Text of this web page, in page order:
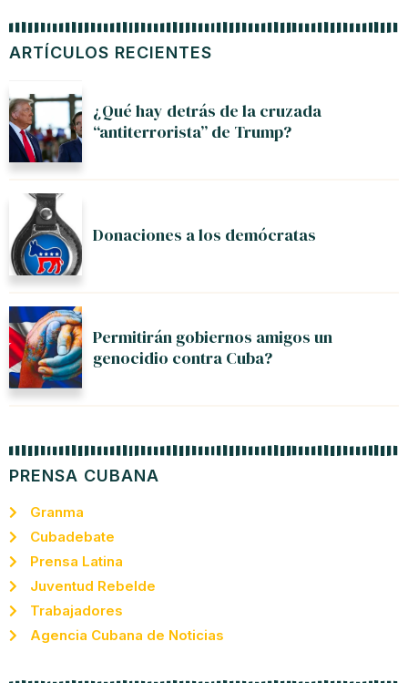
ARTÍCULOS RECIENTES
¿Qué hay detrás de la cruzada
“antiterrorista” de Trump?
Donaciones a los demócratas
Permitirán gobiernos amigos un
genocidio contra Cuba?
PRENSA CUBANA
Granma
Cubadebate
Prensa Latina
Juventud Rebelde
Trabajadores
Agencia Cubana de Noticias